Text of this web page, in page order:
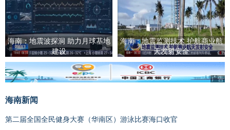
海南：地震波探洞 助力月球基地
建设
海南：地震监测技术 护航商业航
天发射安全
广告
海南新闻
第二届全国全民健身大赛（华南区）游泳比赛海口收官